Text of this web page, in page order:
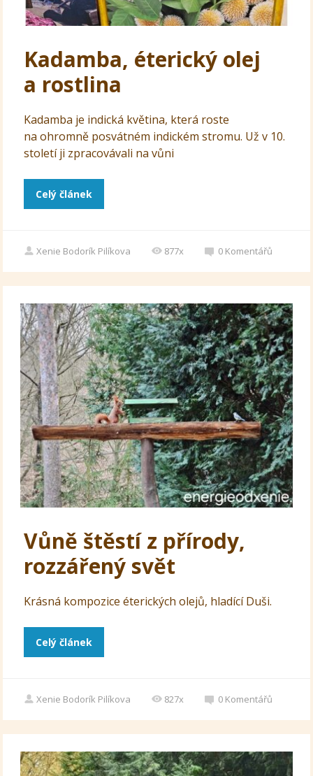
Kadamba, éterický olej
a rostlina
Kadamba je indická květina, která roste
na ohromně posvátném indickém stromu. Už v 10.
století ji zpracovávali na vůni
Celý článek
Xenie Bodorík Pilíkova 877x 0 Komentářů
Vůně štěstí z přírody,
rozzářený svět
Krásná kompozice éterických olejů, hladící Duši.
Celý článek
Xenie Bodorík Pilíkova 827x 0 Komentářů